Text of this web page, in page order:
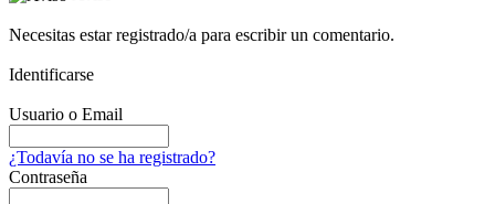
Necesitas estar registrado/a para escribir un comentario.
Identificarse
Usuario o Email
¿Todavía no se ha registrado?
Contraseña